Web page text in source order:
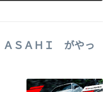
ＳＡＨＩ がやっ